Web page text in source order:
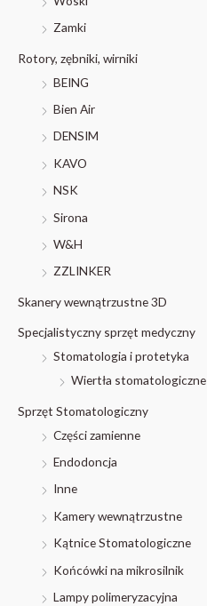
Zamki
Rotory, zębniki, wirniki
BEING
Bien Air
DENSIM
KAVO
NSK
Sirona
W&H
ZZLINKER
Skanery wewnątrzustne 3D
Specjalistyczny sprzęt medyczny
Stomatologia i protetyka
Wiertła stomatologiczne
Sprzęt Stomatologiczny
Części zamienne
Endodoncja
Inne
Kamery wewnątrzustne
Kątnice Stomatologiczne
Końcówki na mikrosilnik
Lampy polimeryzacyjna